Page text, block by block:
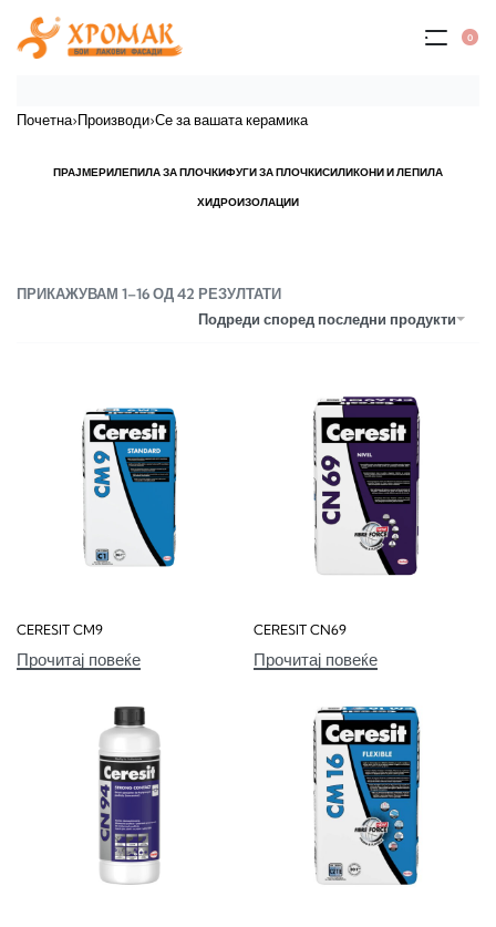
0
Почетна›Производи›Се за вашата керамика
ПРАЈМЕРИЛЕПИЛА ЗА ПЛОЧКИФУГИ ЗА ПЛОЧКИСИЛИКОНИ И ЛЕПИЛА
ХИДРОИЗОЛАЦИИ
ПРИКАЖУВАМ 1–16 ОД 42 РЕЗУЛТАТИ
Подреди според последни продукти
CERESIT CM9
Прочитај повеќе
CERESIT CN69
Прочитај повеќе